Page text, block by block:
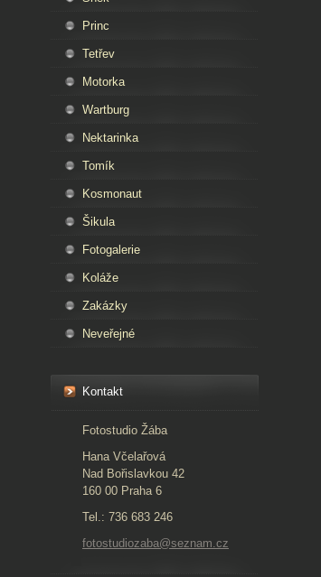
Princ
Tetřev
Motorka
Wartburg
Nektarinka
Tomík
Kosmonaut
Šikula
Fotogalerie
Koláže
Zakázky
Neveřejné
Kontakt
Fotostudio Žába
Hana Včelařová
Nad Bořislavkou 42
160 00 Praha 6
Tel.: 736 683 246
fotostudiozaba@seznam.cz